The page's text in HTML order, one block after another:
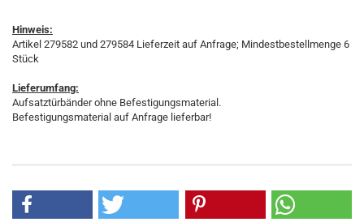
Hinweis:
Artikel 279582 und 279584 Lieferzeit auf Anfrage; Mindestbestellmenge 6
Stück
Lieferumfang:
Aufsatztürbänder ohne Befestigungsmaterial.
Befestigungsmaterial auf Anfrage lieferbar!